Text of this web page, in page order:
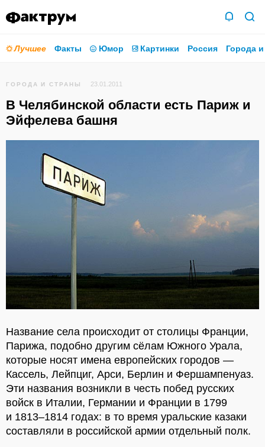
Лучшее Факты Юмор Картинки Россия Города
ГОРОДА И СТРАНЫ 23.01.2011
В Челябинской области есть Париж и
Эйфелева башня
Название села происходит от столицы Франции,
Парижа, подобно другим сёлам Южного Урала,
которые носят имена европейских городов —
Кассель, Лейпциг, Арси, Берлин и Фершампенуаз.
Эти названия возникли в честь побед русских
войск в Италии, Германии и Франции в 1799
и 1813–1814 годах: в то время уральские казаки
составляли в российской армии отдельный полк.